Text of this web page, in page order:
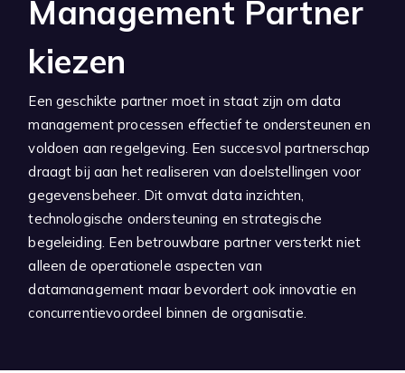
Management Partner
kiezen
Een geschikte partner moet in staat zijn om data
management processen effectief te ondersteunen en
voldoen aan regelgeving. Een succesvol partnerschap
draagt bij aan het realiseren van doelstellingen voor
gegevensbeheer. Dit omvat data inzichten,
technologische ondersteuning en strategische
begeleiding. Een betrouwbare partner versterkt niet
alleen de operationele aspecten van
datamanagement maar bevordert ook innovatie en
concurrentievoordeel binnen de organisatie.